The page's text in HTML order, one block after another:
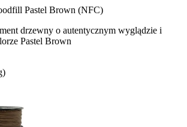
Pastel Brown (NFC)
drzewny o autentycznym wyglądzie i
Pastel Brown